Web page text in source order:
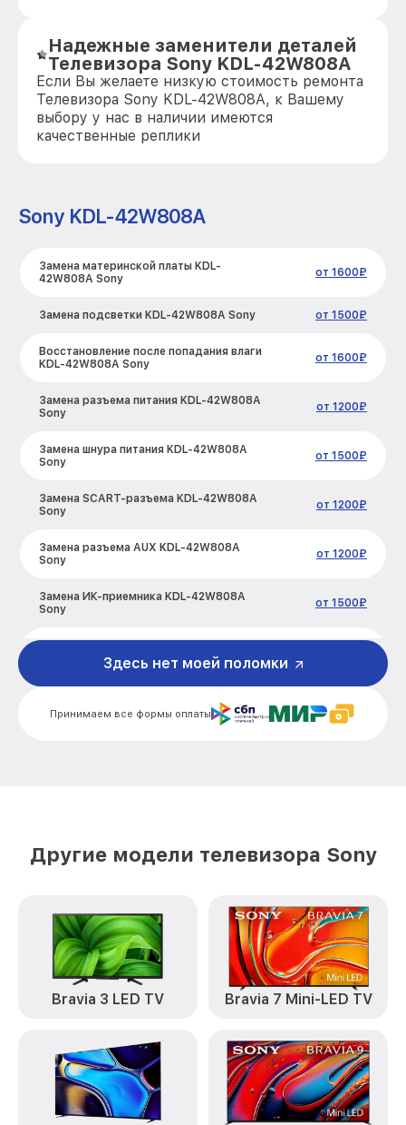
Надежные заменители деталей
Телевизора Sony KDL-42W808A
Если Вы желаете низкую стоимость ремонта
Телевизора Sony KDL-42W808A, к Вашему
выбору у нас в наличии имеются
качественные реплики
Sony KDL-42W808A
Замена материнской платы KDL-
42W808A Sony
от 1600₽
Замена подсветки KDL-42W808A Sony от 1500₽
Восстановление после попадания влаги
KDL-42W808A Sony
от 1600₽
Замена разъема питания KDL-42W808A
Sony
от 1200₽
Замена шнура питания KDL-42W808A
Sony
от 1500₽
Замена SCART-разъема KDL-42W808A
Sony
от 1200₽
Замена разъема AUX KDL-42W808A
Sony
от 1200₽
Замена ИК-приемника KDL-42W808A
Sony
от 1500₽
42W808A Sony
Sony
от 1600₽
Прошивка / разблокировка KDL-
42W808A Sony
Замена контроллера питания
(мультиконтроллера) KDL-42W808A
Sony
от 2100₽
Комплексная чистка KDL-42W808A Sony от 1400₽
Замена блока питания KDL-42W808A
Sony
от 1500₽
Принимаем все формы оплаты
Здесь нет моей поломки
Другие модели телевизора Sony
Bravia 3 LED TV Bravia 7 Mini-LED TV